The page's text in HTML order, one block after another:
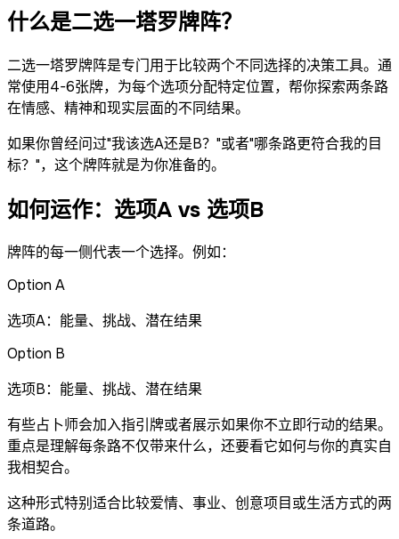
什么是二选一塔罗牌阵？
二选一塔罗牌阵是专门用于比较两个不同选择的决策工具。通
常使用4-6张牌，为每个选项分配特定位置，帮你探索两条路
在情感、精神和现实层面的不同结果。
如果你曾经问过"我该选A还是B？"或者"哪条路更符合我的目
标？"，这个牌阵就是为你准备的。
如何运作：选项A vs 选项B
牌阵的每一侧代表一个选择。例如：
Option A
选项A：能量、挑战、潜在结果
Option B
选项B：能量、挑战、潜在结果
有些占卜师会加入指引牌或者展示如果你不立即行动的结果。
重点是理解每条路不仅带来什么，还要看它如何与你的真实自
我相契合。
这种形式特别适合比较爱情、事业、创意项目或生活方式的两
条道路。